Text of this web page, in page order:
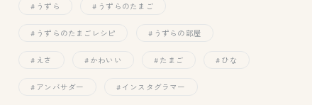
うずら うずらのたまご
うずらのたまごレシピ うずらの部屋
えさ かわいい たまご ひな
アンバサダー インスタグラマー